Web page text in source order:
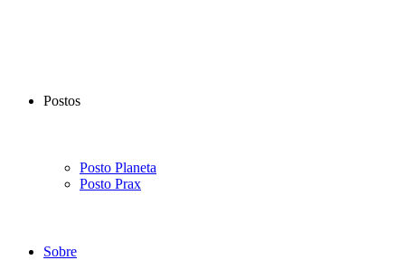
Postos
Posto Planeta
Posto Prax
Sobre